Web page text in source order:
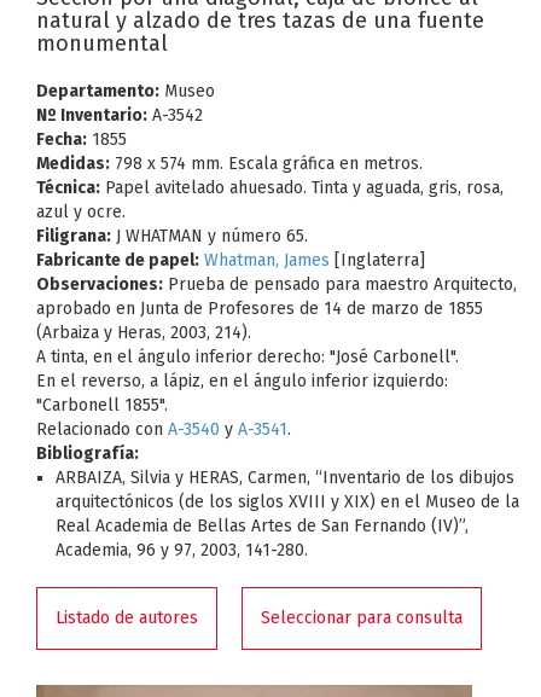
natural y alzado de tres tazas de una fuente
monumental
Departamento: Museo
Nº Inventario: A-3542
Fecha: 1855
Medidas: 798 x 574 mm. Escala gráfica en metros.
Técnica: Papel avitelado ahuesado. Tinta y aguada, gris, rosa,
azul y ocre.
Filigrana: J WHATMAN y número 65.
Fabricante de papel: Whatman, James [Inglaterra]
Observaciones: Prueba de pensado para maestro Arquitecto,
aprobado en Junta de Profesores de 14 de marzo de 1855
(Arbaiza y Heras, 2003, 214).
A tinta, en el ángulo inferior derecho: "José Carbonell".
En el reverso, a lápiz, en el ángulo inferior izquierdo:
"Carbonell 1855".
Relacionado con A-3540 y A-3541.
Bibliografía:
ARBAIZA, Silvia y HERAS, Carmen, “Inventario de los dibujos
arquitectónicos (de los siglos XVIII y XIX) en el Museo de la
Real Academia de Bellas Artes de San Fernando (IV)”,
Academia, 96 y 97, 2003, 141-280.
Listado de autores Seleccionar para consulta